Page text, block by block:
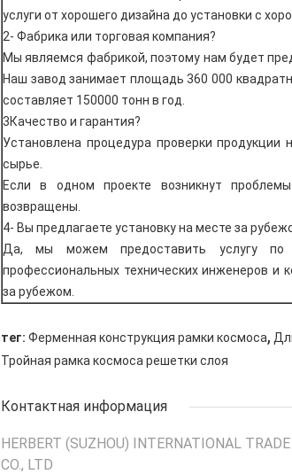
услуги от хорошего дизайна до установки с
2- Фабрика или торговая компания?
Мы являемся фабрикой, поэтому нам будет
Наш завод занимает площадь 360 000
составляет 150000 тонн в год.
3Качество и гарантия?
Установлена процедура проверки продукции
сырье.
Если в одном проекте возникнут
возвращены.
4- Вы предлагаете установку на месте за
Да, мы можем предоставить услугу
профессиональных технических инженеров и
за рубежом.
тег: Ферменная конструкция рамки космоса,
Тройная рамка космоса решетки слоя
Контактная информация
HERBERT (SUZHOU) INTERNATIONAL TRADE
CO., LTD